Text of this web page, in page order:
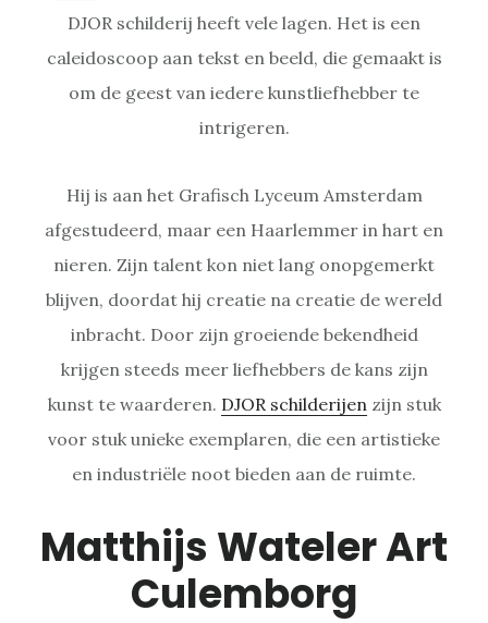
DJOR schilderij heeft vele lagen. Het is een
caleidoscoop aan tekst en beeld, die gemaakt is
om de geest van iedere kunstliefhebber te
intrigeren.
Hij is aan het Grafisch Lyceum Amsterdam
afgestudeerd, maar een Haarlemmer in hart en
nieren. Zijn talent kon niet lang onopgemerkt
blijven, doordat hij creatie na creatie de wereld
inbracht. Door zijn groeiende bekendheid
krijgen steeds meer liefhebbers de kans zijn
kunst te waarderen. DJOR schilderijen zijn stuk
voor stuk unieke exemplaren, die een artistieke
en industriële noot bieden aan de ruimte.
Matthijs Wateler Art
Culemborg